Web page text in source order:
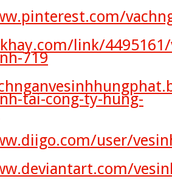
link/4495161/
719
tai-cong-ty-hung-
user/